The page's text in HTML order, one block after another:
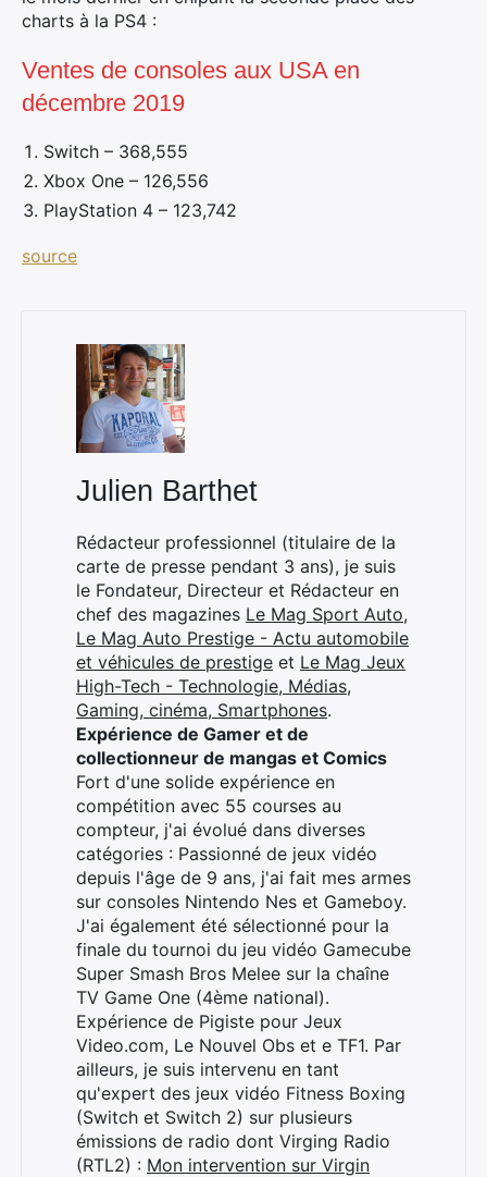
charts à la PS4 :
Ventes de consoles aux USA en
décembre 2019
Switch – 368,555
Xbox One – 126,556
PlayStation 4 – 123,742
source
Julien Barthet
Rédacteur professionnel (titulaire de la
carte de presse pendant 3 ans), je suis
le Fondateur, Directeur et Rédacteur en
chef des magazines Le Mag Sport Auto,
Le Mag Auto Prestige - Actu automobile
et véhicules de prestige et Le Mag Jeux
High-Tech - Technologie, Médias,
Gaming, cinéma, Smartphones.
Expérience de Gamer et de
collectionneur de mangas et Comics
Fort d'une solide expérience en
compétition avec 55 courses au
compteur, j'ai évolué dans diverses
catégories : Passionné de jeux vidéo
depuis l'âge de 9 ans, j'ai fait mes armes
sur consoles Nintendo Nes et Gameboy.
J'ai également été sélectionné pour la
finale du tournoi du jeu vidéo Gamecube
Super Smash Bros Melee sur la chaîne
TV Game One (4ème national).
Expérience de Pigiste pour Jeux
Video.com, Le Nouvel Obs et e TF1. Par
ailleurs, je suis intervenu en tant
qu'expert des jeux vidéo Fitness Boxing
(Switch et Switch 2) sur plusieurs
émissions de radio dont Virging Radio
(RTL2) : Mon intervention sur Virgin
Rechercher